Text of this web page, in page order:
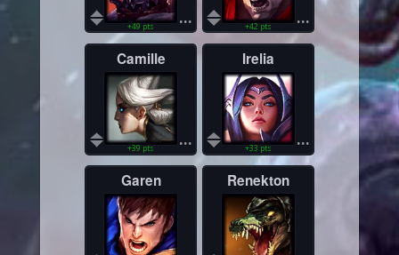
...
+49 pts ...
+42 pts
Camille
...
+39 pts
Irelia
...
+33 pts
Garen Renekton